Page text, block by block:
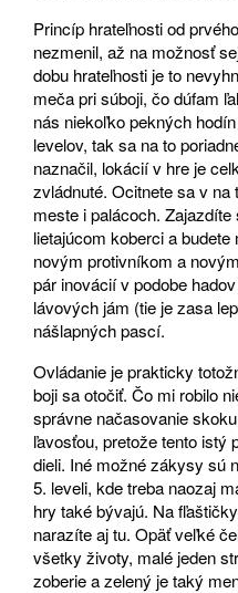
Princíp hrateľnosti od
nezmenil, až na možnosť
dobu hrateľnosti je to
meča pri súboji, čo dúfam
nás niekoľko pekných
levelov, tak sa na to
naznačil, lokácií v hre je
zvládnuté. Ocitnete sa v
meste i palácoch.
lietajúcom koberci a
novým protivníkom a
pár inovácií v podobe
lávových jám (tie je zasa
nášlapných pascí.
Ovládanie je prakticky
boji sa otočiť. Čo mi robilo
správne načasovanie
ľavosťou, pretože tento istý
dieli. Iné možné zákysy sú
5. leveli, kde treba naozaj
hry také bývajú. Na
narazíte aj tu. Opäť veľké
všetky životy, malé jeden
zoberie a zelený je taký